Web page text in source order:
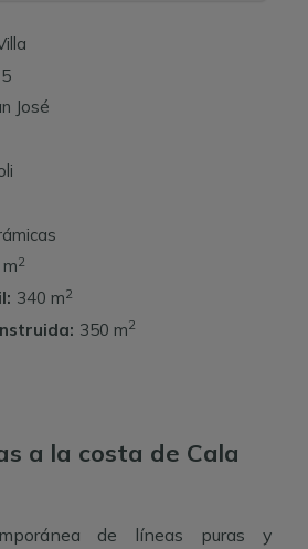
5
José
2
340 m2
350 m2
a la costa de Cala
de líneas puras y